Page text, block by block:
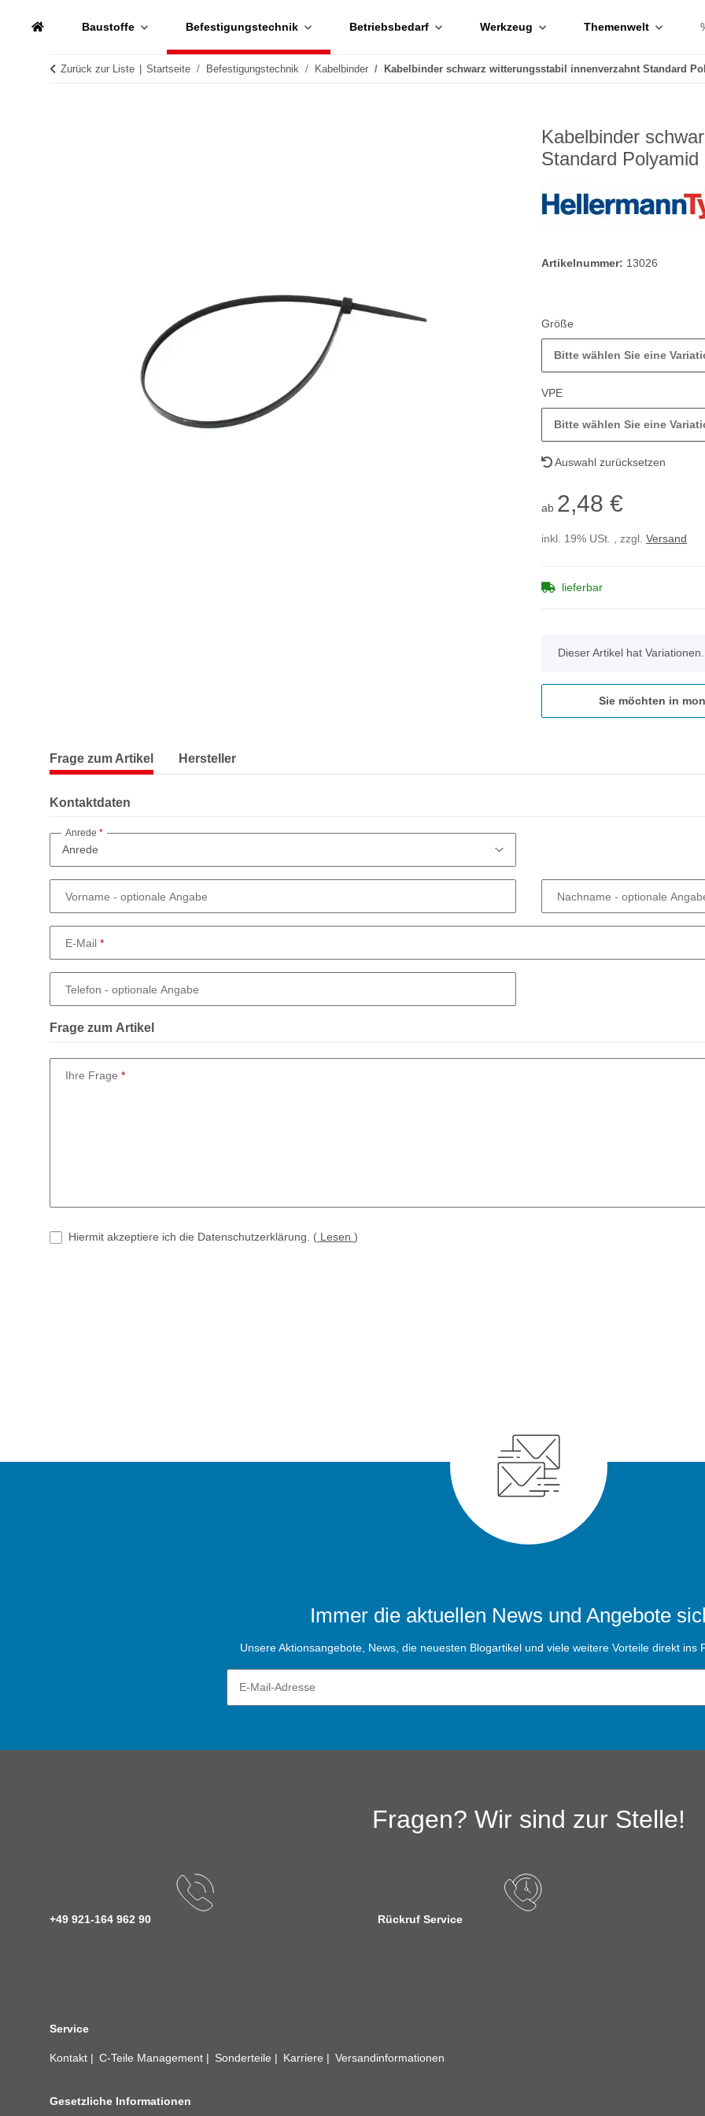
Baustoffe Befestigungstechnik Betriebsbedarf Werkzeug Themenwelt
Zurück zur Liste Startseite Befestigungstechnik Kabelbinder Kabelbinder schwarz witterungsstabil innenverzahnt Standard
Kabelbinder
Standard Polyamid
Artikelnummer: 13026
Größe
Bitte wählen Sie eine
VPE
Bitte wählen Sie eine
Auswahl zurücksetzen
ab 2,48 €
inkl. 19% USt. , zzgl. Versand
lieferbar
x
Dieser Artikel hat
Sie möchten in
Frage zum Artikel Hersteller
Kontaktdaten
Anrede
Vorname - optionale Angabe Nachname - optionale
E-Mail
Telefon - optionale Angabe
Frage zum Artikel
Ihre Frage
Hiermit akzeptiere ich die Datenschutzerklärung. ( Lesen )
Immer die aktuellen News und Angebote
Unsere Aktionsangebote, News, die neuesten Blogartikel und viele weitere Vorteile direkt ins
Fragen? Wir sind zur Stelle!
+49 921-164 962 90 Rückruf Service
Service
Kontakt C-Teile Management Sonderteile Karriere Versandinformationen
Gesetzliche Informationen